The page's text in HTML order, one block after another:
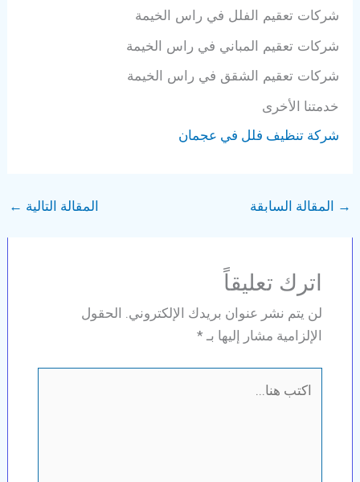
شركات تعقيم الفلل في راس الخيمة
شركات تعقيم المباني في راس الخيمة
شركات تعقيم الشقق في راس الخيمة
خدمتنا الأخرى
شركة تنظيف فلل في عجمان
→ المقالة السابقة المقالة التالية ←
اترك تعليقاً
لن يتم نشر عنوان بريدك الإلكتروني. الحقول
الإلزامية مشار إليها بـ *
هنا...